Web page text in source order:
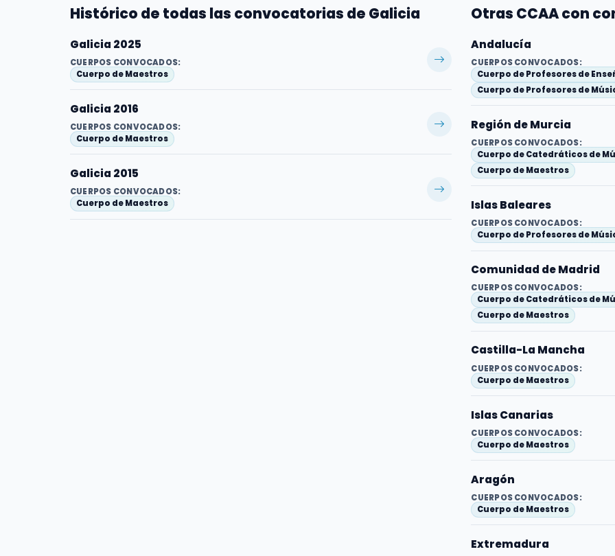
Histórico de todas las convocatorias de Galicia
Galicia 2025
CUERPOS CONVOCADOS:
Cuerpo de Maestros
Galicia 2016
CUERPOS CONVOCADOS:
Cuerpo de Maestros
Galicia 2015
CUERPOS CONVOCADOS:
Cuerpo de Maestros
Otras CCAA con
Andalucía
CUERPOS CONVOCADOS:
Cuerpo de Profesores de
Cuerpo de Profesores de
Región de Murcia
CUERPOS CONVOCADOS:
Cuerpo de Catedráticos de
Cuerpo de Maestros
Islas Baleares
CUERPOS CONVOCADOS:
Cuerpo de Profesores de
Comunidad de Madrid
CUERPOS CONVOCADOS:
Cuerpo de Catedráticos de
Cuerpo de Maestros
Castilla-La Mancha
CUERPOS CONVOCADOS:
Cuerpo de Maestros
Islas Canarias
CUERPOS CONVOCADOS:
Cuerpo de Maestros
Aragón
CUERPOS CONVOCADOS:
Cuerpo de Maestros
Extremadura